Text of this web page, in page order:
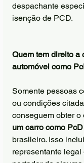
despachante
isenção de PCD.
Quem tem direito a
automóvel como
Somente pessoas
ou condições
conseguem obter o
um carro como PcD
brasileiro. Isso
representante